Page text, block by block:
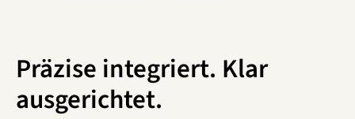
Präzise integriert. Klar
ausgerichtet.